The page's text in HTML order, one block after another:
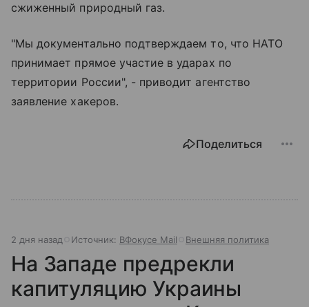
сжиженный природный газ.
"Мы документально подтверждаем то, что НАТО
принимает прямое участие в ударах по
территории России", - приводит агентство
заявление хакеров.
Поделиться
2 дня назад Источник: ВФокусе Mail Внешняя политика
На Западе предрекли
капитуляцию Украины